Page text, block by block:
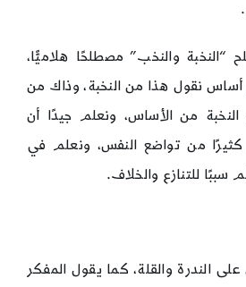
والنخب” مصطلحًا هلاميًّا،
نقول هذا من النخبة، وذاك من
من الأساس، ونعلم جيدًا أن
كثيرًا من تواضع النفس، ونعلم في
سببًا للتنازع والخلاف.
الندرة والقلة، كما يقول المفكر